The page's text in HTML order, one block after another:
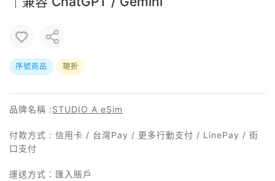
序號商品 現折
品牌名稱 :STUDIO A eSim
付款方式 : 信用卡 / 台灣Pay / 更多行動支付 / LinePay / 街
口支付
運送方式：匯入賬戶